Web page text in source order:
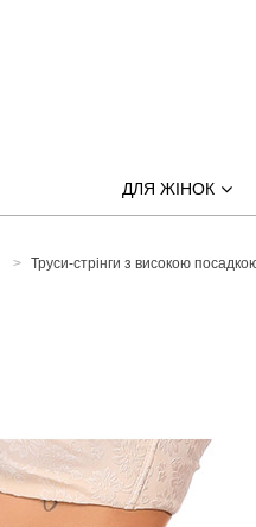
ДЛЯ ЖІНОК
Труси-стрінги з високою